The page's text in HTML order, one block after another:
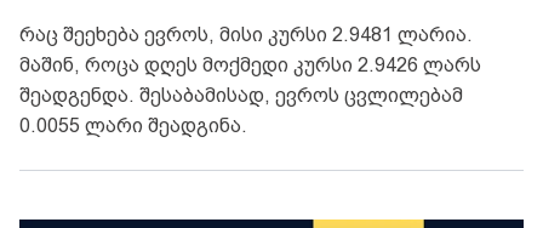
რაც შეეხება ევროს, მისი კურსი 2.9481 ლარია.
მაშინ, როცა დღეს მოქმედი კურსი 2.9426 ლარს
შეადგენდა. შესაბამისად, ევროს ცვლილებამ
0.0055 ლარი შეადგინა.